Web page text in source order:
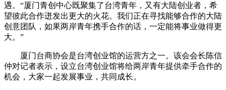
遇。“厦门青创中心既聚集了台湾青年，又有大陆创业者，希
望彼此合作迸发出更大的火花。我们正在寻找能够合作的大陆
创意团队，如果两岸青年携手合作的话，一定能将事业做得更
大。”
厦门台商协会是台湾创业馆的运营方之一。该会会长陈信
仲对记者表示，设立台湾创业馆将给两岸青年提供牵手合作的
机会，大家一起发展事业，共同成长。